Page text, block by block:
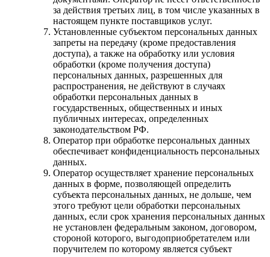
за действия третьих лиц, в том числе указанных в
настоящем пункте поставщиков услуг.
Установленные субъектом персональных данных
запреты на передачу (кроме предоставления
доступа), а также на обработку или условия
обработки (кроме получения доступа)
персональных данных, разрешенных для
распространения, не действуют в случаях
обработки персональных данных в
государственных, общественных и иных
публичных интересах, определенных
законодательством РФ.
Оператор при обработке персональных данных
обеспечивает конфиденциальность персональных
данных.
Оператор осуществляет хранение персональных
данных в форме, позволяющей определить
субъекта персональных данных, не дольше, чем
этого требуют цели обработки персональных
данных, если срок хранения персональных данных
не установлен федеральным законом, договором,
стороной которого, выгодоприобретателем или
поручителем по которому является субъект